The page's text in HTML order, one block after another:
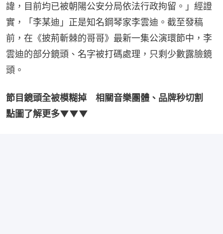
諱，目前均已被朝陽公安分局依法行政拘留。」經證
實，「李某迪」正是知名鋼琴家李雲迪。截至發稿
前，在《披荊斬棘的哥哥》最新一集公演環節中，李
雲迪的部分鏡頭、名字被打碼處理，只剩少數露臉鏡
頭。
節目鏡頭全被模糊掉　相關音樂團體、品牌秒切割
點圖了解更多▼▼▼